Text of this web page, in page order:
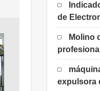
de
Molino
expulsora